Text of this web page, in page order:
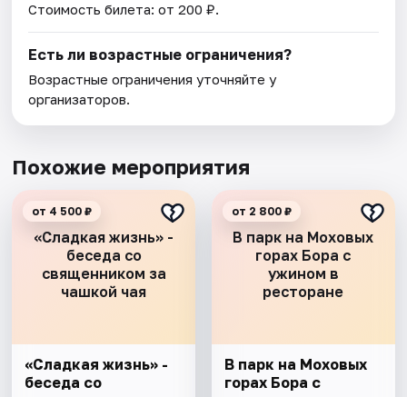
Стоимость билета: от 200 ₽.
Есть ли возрастные ограничения?
Возрастные ограничения уточняйте у
организаторов.
Похожие мероприятия
«Сладкая жизнь» -
беседа со
священником за
чашкой чая
от 4 500 ₽
«Сладкая жизнь» -
беседа со
В парк на Моховых
горах Бора с
ужином в
ресторане
от 2 800 ₽
В парк на Моховых
горах Бора с